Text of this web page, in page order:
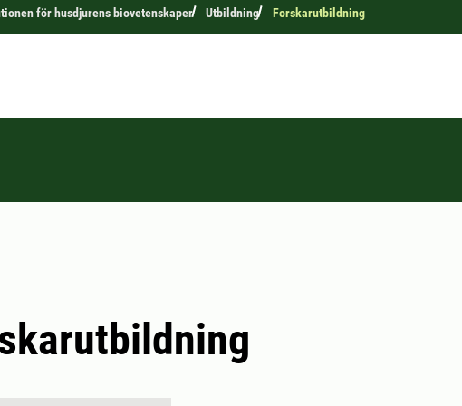
för husdjurens biovetenskaper Utbildning Forskarutbildning